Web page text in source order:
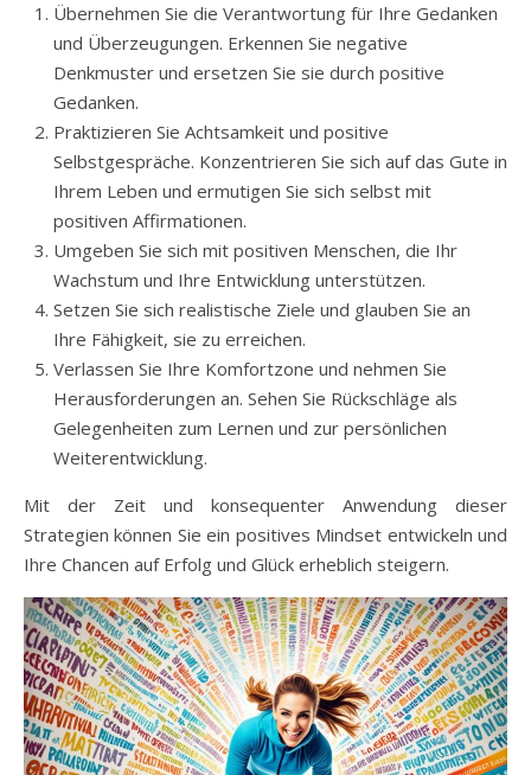
Übernehmen Sie die Verantwortung für Ihre Gedanken
und Überzeugungen. Erkennen Sie negative
Denkmuster und ersetzen Sie sie durch positive
Gedanken.
Praktizieren Sie Achtsamkeit und positive
Selbstgespräche. Konzentrieren Sie sich auf das Gute in
Ihrem Leben und ermutigen Sie sich selbst mit
positiven Affirmationen.
Umgeben Sie sich mit positiven Menschen, die Ihr
Wachstum und Ihre Entwicklung unterstützen.
Setzen Sie sich realistische Ziele und glauben Sie an
Ihre Fähigkeit, sie zu erreichen.
Verlassen Sie Ihre Komfortzone und nehmen Sie
Herausforderungen an. Sehen Sie Rückschläge als
Gelegenheiten zum Lernen und zur persönlichen
Weiterentwicklung.
Mit der Zeit und konsequenter Anwendung dieser
Strategien können Sie ein positives Mindset entwickeln und
Ihre Chancen auf Erfolg und Glück erheblich steigern.